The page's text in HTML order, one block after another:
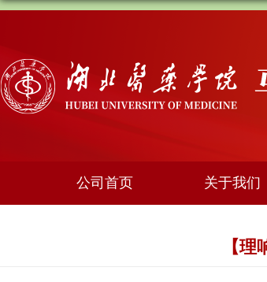
公司首页 关于我们
【